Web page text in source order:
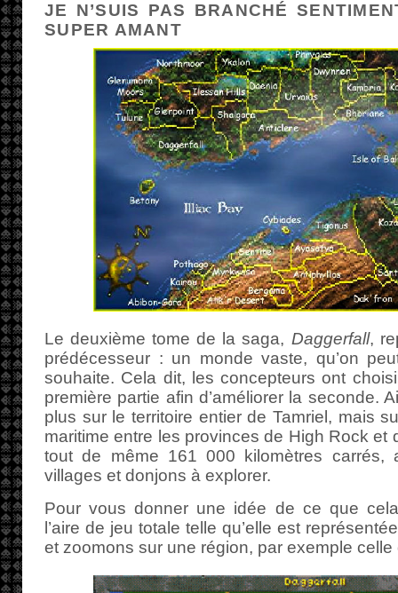
JE N’SUIS PAS BRANCHÉ
SUPER AMANT
Le deuxième tome de la saga, Daggerfall,
prédécesseur : un monde vaste, qu’on
souhaite. Cela dit, les concepteurs ont
première partie afin d’améliorer la seconde.
plus sur le territoire entier de Tamriel, mais
maritime entre les provinces de High Rock et
tout de même 161 000 kilomètres carrés,
villages et donjons à explorer.
Pour vous donner une idée de ce que
l’aire de jeu totale telle qu’elle est
et zoomons sur une région, par exemple celle